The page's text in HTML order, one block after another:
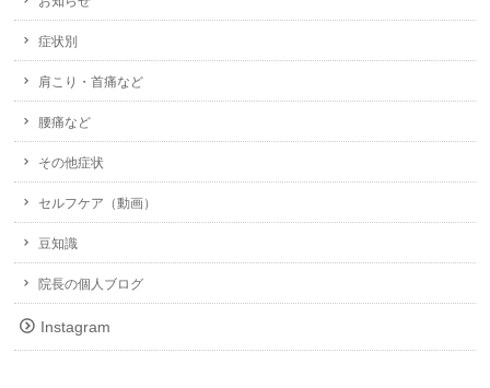
症状別
肩こり・首痛など
腰痛など
その他症状
セルフケア（動画）
豆知識
院長の個人ブログ
Instagram